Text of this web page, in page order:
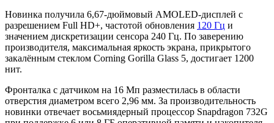
Новинка получила 6,67-дюймовый AMOLED-дисплей с
разрешением Full HD+, частотой обновления 120 Гц и
значением дискретизации сенсора 240 Гц. По заверению
производителя, максимальная яркость экрана, прикрытого
закалённым стеклом Corning Gorilla Glass 5, достигает 1200
нит.
Фронталка с датчиком на 16 Мп разместилась в области
отверстия диаметром всего 2,96 мм. За производительность
новинки отвечает восьмиядерный процессор Snapdragon 732G